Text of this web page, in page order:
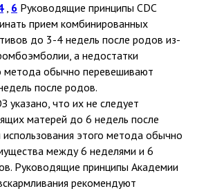
, 6 Руководящие принципы CDC
прием комбинированных
до 3-4 недель после родов из-
а недостатки
метода обычно перевешивают
после родов.
указано, что их не следует
матерей до 6 недель после
этого метода обычно
между 6 неделями и 6
Руководящие принципы Академии
рекомендуют